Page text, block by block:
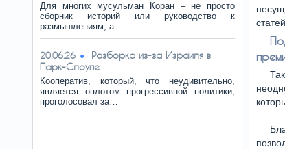
Для многих мусульман Коран – не просто
сборник историй или руководство к
размышлениям, а…
20.06.26
Разборка из-за Израиля в
Парк-Слоупе
Кооператив, который, что неудивительно,
является оплотом прогрессивной политики,
проголосовал за…
статей.